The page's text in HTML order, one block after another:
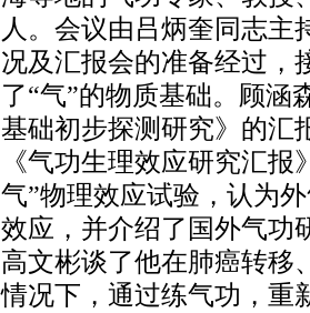
人。会议由吕炳奎同志主
况及汇报会的准备经过，
了“气”的物质基础。顾涵
基础初步探测研究》的汇
《气功生理效应研究汇
气”物理效应试验，认为
效应，并介绍了国外气功
高文彬谈了他在肺癌转移
情况下，通过练气功，重